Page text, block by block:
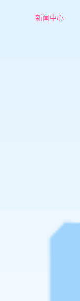
新闻中心